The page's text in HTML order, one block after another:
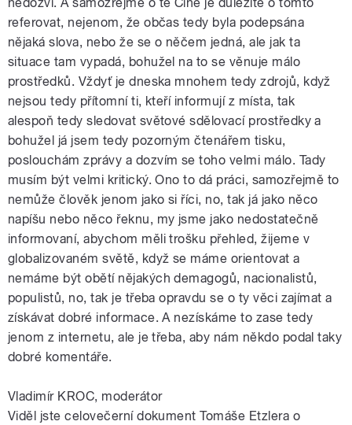
referovat, nejenom, že občas tedy byla podepsána
nějaká slova, nebo že se o něčem jedná, ale jak ta
situace tam vypadá, bohužel na to se věnuje málo
prostředků. Vždyť je dneska mnohem tedy zdrojů, když
nejsou tedy přítomní ti, kteří informují z místa, tak
alespoň tedy sledovat světové sdělovací prostředky a
bohužel já jsem tedy pozorným čtenářem tisku,
poslouchám zprávy a dozvím se toho velmi málo. Tady
musím být velmi kritický. Ono to dá práci, samozřejmě to
nemůže člověk jenom jako si říci, no, tak já jako něco
napíšu nebo něco řeknu, my jsme jako nedostatečně
informovaní, abychom měli trošku přehled, žijeme v
globalizovaném světě, když se máme orientovat a
nemáme být obětí nějakých demagogů, nacionalistů,
populistů, no, tak je třeba opravdu se o ty věci zajímat a
získávat dobré informace. A nezískáme to zase tedy
jenom z internetu, ale je třeba, aby nám někdo podal taky
dobré komentáře.
Vladimír KROC, moderátor
Viděl jste celovečerní dokument Tomáše Etzlera o